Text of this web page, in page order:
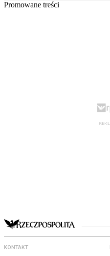
Promowane treści
KONTAKT